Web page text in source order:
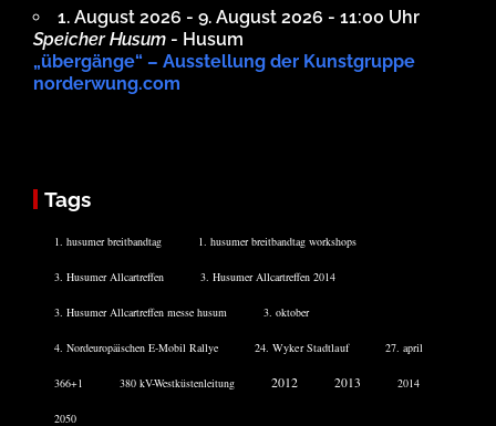
1. August 2026 - 9. August 2026 - 11:00 Uhr
Speicher Husum - Husum
„übergänge“ – Ausstellung der Kunstgruppe
norderwung.com
Tags
1. husumer breitbandtag 1. husumer breitbandtag workshops
3. Husumer Allcartreffen 3. Husumer Allcartreffen 2014
3. Husumer Allcartreffen messe husum 3. oktober
4. Nordeuropäischen E-Mobil Rallye 24. Wyker Stadtlauf 27. april
366+1 380 kV-Westküstenleitung 2012 2013 2014
2050